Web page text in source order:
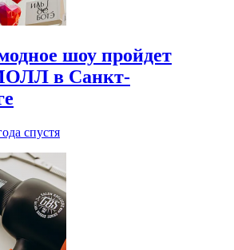
шоу пройдет
в Санкт-
спустя